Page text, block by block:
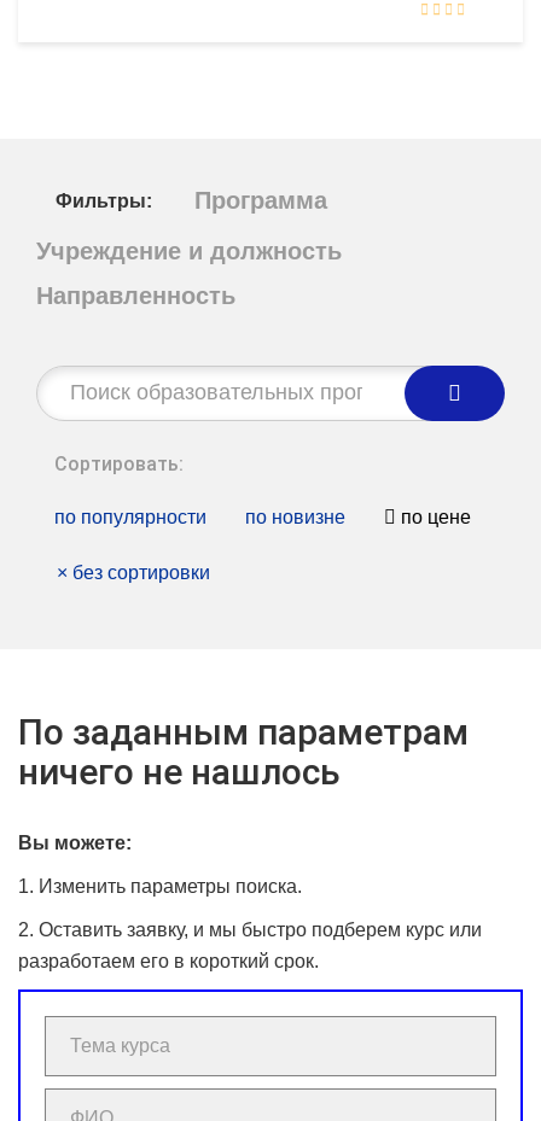
Фильтры:
Программа
Учреждение и должность
Направленность
Строка
поиска:
Сортировать:
по популярности по новизне по цене
× без сортировки
По заданным параметрам
ничего не нашлось
Вы можете:
1. Изменить параметры поиска.
2. Оставить заявку, и мы быстро подберем курс или
разработаем его в короткий срок.